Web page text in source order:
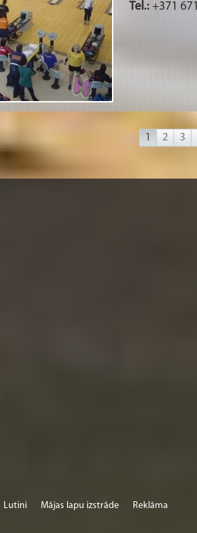
Tel.: +371
1 2 3
Lutini Mājas lapu izstrāde Reklāma